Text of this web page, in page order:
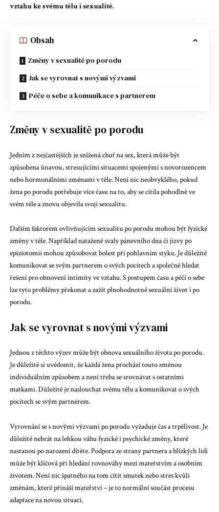
vztahu ke svému tělu i sexualitě.
Obsah
Změny v sexualitě po porodu
Jak se vyrovnat s novými výzvami
Péče o sebe a komunikace s partnerem
Změny v sexualitě po porodu
Jedním z nejčastějších je snížená chuť na sex, která může být
způsobena únavou, stresujícími situacemi spojenými s novorozencem
nebo hormonálními změnami v těle. Není nic neobvyklého, pokud
žena po porodu potřebuje více času na to, aby se cítila pohodlně ve
svém těle a znovu objevila svoji sexualitu.
Dalším faktorem ovlivňujícím sexualitu po porodu mohou být fyzické
změny v těle. Například natažené svaly pánevního dna či jizvy po
epiziotomii mohou způsobovat bolest při pohlavním styku. Je důležité
komunikovat se svým partnerem o svých pocitech a společně hledat
řešení pro obnovení intimity ve vztahu. S postupem času a péčí o sebe
lze tyto problémy překonat a zažít plnohodnotné sexuální život i po
porodu.
Jak se vyrovnat s novými výzvami
Jednou z těchto výzev může být obnova sexuálního života po porodu.
Je důležité si uvědomit, že každá žena prochází touto změnou
individuálním způsobem a není třeba se srovnávat s ostatními
matkami. Důležité je naslouchat svému tělu a komunikovat o svých
pocitech se svým partnerem.
Vyrovnání se s novými výzvami po porodu vyžaduje čas a trpělivost. Je
důležité nebrát na lehkou váhu fyzické i psychické změny, které
nastanou po narození dítěte. Podpora ze strany partnera a blízkých lidí
může být klíčová při hledání rovnováhy mezi mateřstvím a osobním
životem. Není nic špatného na tom cítit smutek nebo stres kvůli
změnám, které přináší mateřství – je to normální součást procesu
adaptace na novou situaci.